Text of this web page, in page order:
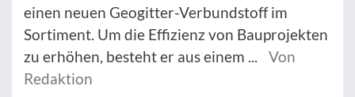
einen neuen Geogitter-Verbundstoff im
Sortiment. Um die Effizienz von Bauprojekten
zu erhöhen, besteht er aus einem ...
Von
Redaktion